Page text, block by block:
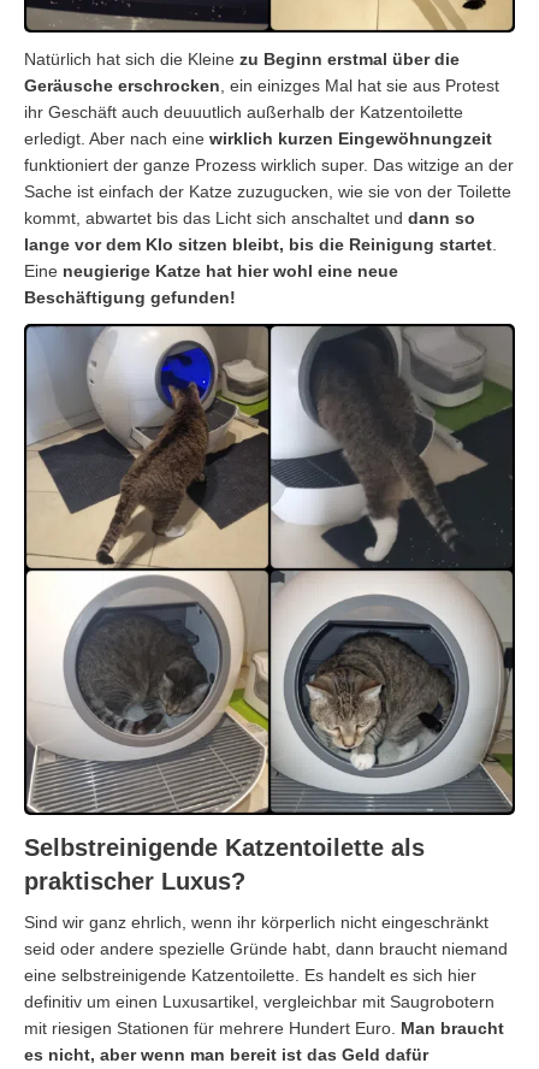
Natürlich hat sich die Kleine zu Beginn erstmal über die
Geräusche erschrocken , ein einizges Mal hat sie aus Protest
ihr Geschäft auch deuuutlich außerhalb der Katzentoilette
erledigt. Aber nach eine wirklich kurzen Eingewöhnungzeit
funktioniert der ganze Prozess wirklich super. Das witzige an der
Sache ist einfach der Katze zuzugucken, wie sie von der Toilette
kommt, abwartet bis das Licht sich anschaltet und dann so
lange vor dem Klo sitzen bleibt, bis die Reinigung startet
Eine neugierige Katze hat hier wohl eine neue
Beschäftigung gefunden!
Selbstreinigende Katzentoilette als
praktischer Luxus?
Sind wir ganz ehrlich, wenn ihr körperlich nicht eingeschränkt
seid oder andere spezielle Gründe habt, dann braucht niemand
eine selbstreinigende Katzentoilette. Es handelt es sich hier
definitiv um einen Luxusartikel, vergleichbar mit Saugrobotern
mit riesigen Stationen für mehrere Hundert Euro. Man braucht
es nicht, aber wenn man bereit ist das Geld dafür